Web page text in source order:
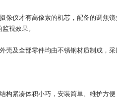
像仪才有高像素的机芯，配备的调焦
视效果。
壳及全部零件均由不锈钢材质制成，
构紧凑体积小巧，安装简单、维护方